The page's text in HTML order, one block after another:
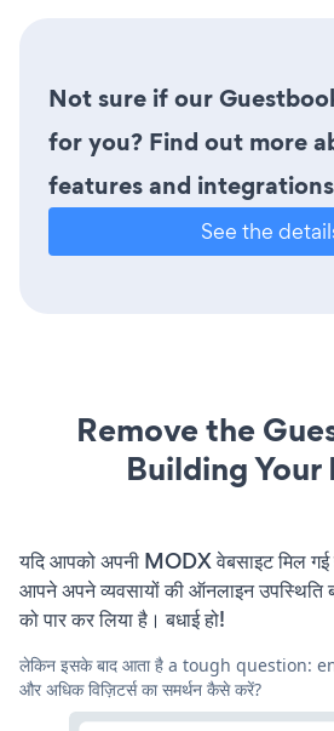
Not sure if our
for you? Find out more
features and
See the
Remove the
Building Your
यदि आपको अपनी MODX वेबसाइट मिल
आपने अपने व्यवसायों की ऑनलाइन उपस्थिति
को पार कर लिया है। बधाई हो!
लेकिन इसके बाद आता है a tough question:
और अधिक विज़िटर्स का समर्थन कैसे करें?